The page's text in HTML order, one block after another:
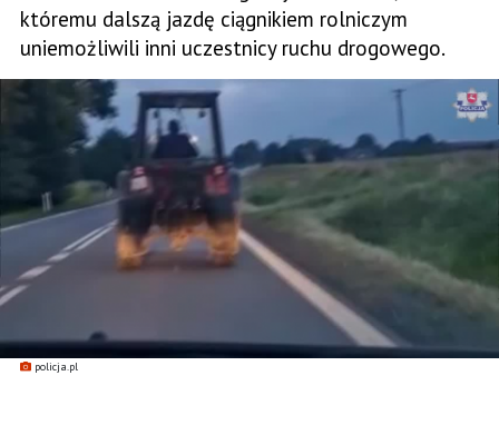
policja.pl
któremu dalszą jazdę ciągnikiem rolniczym
uniemożliwili inni uczestnicy ruchu drogowego.